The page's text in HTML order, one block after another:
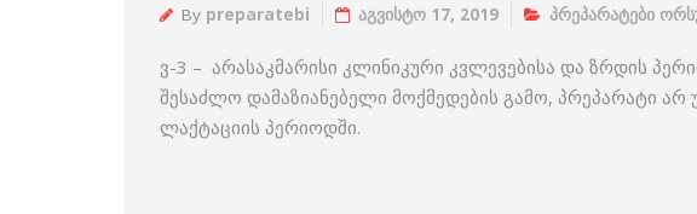
By preparatebi აგვისტო 17, 2019 პრეპარატები
ვ-3 – არასაკმარისი კლინიკური კვლევებისა და ზრდის
შესაძლო დამაზიანებელი მოქმედების გამო, პრეპარატი
ლაქტაციის პერიოდში.